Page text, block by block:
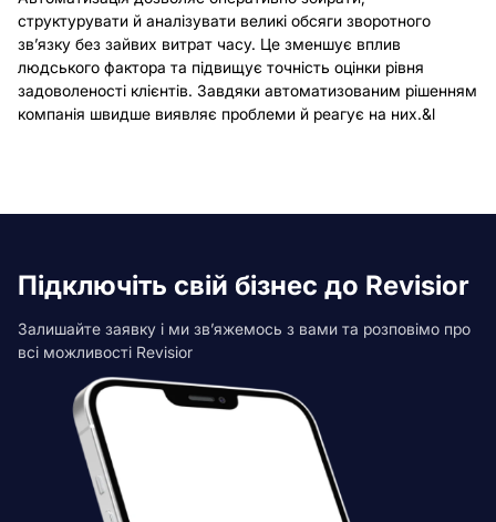
структурувати й аналізувати великі обсяги зворотного
зв’язку без зайвих витрат часу. Це зменшує вплив
людського фактора та підвищує точність оцінки рівня
задоволеності клієнтів. Завдяки автоматизованим рішенням
компанія швидше виявляє проблеми й реагує на них.&l
Підключіть свій бізнес до Revisior
Залишайте заявку і ми зв’яжемось з вами та розповімо про
всі можливості Revisior